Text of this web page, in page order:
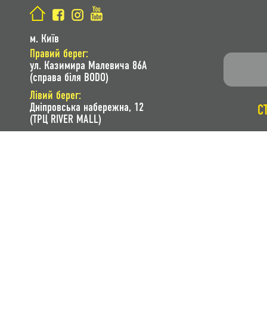
м. Київ
Правий берег:
ул. Казимира Малевича 86A
(справа біля BODO)
Лівий берег:
Дніпровська набережна, 12
(ТРЦ RIVER MALL)